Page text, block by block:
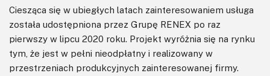
Ciesząca się w ubiegłych latach zainteresowaniem usługa
została udostępniona przez Grupę RENEX po raz
pierwszy w lipcu 2020 roku. Projekt wyróżnia się na rynku
tym, że jest w pełni nieodpłatny i realizowany w
przestrzeniach produkcyjnych zainteresowanej firmy.